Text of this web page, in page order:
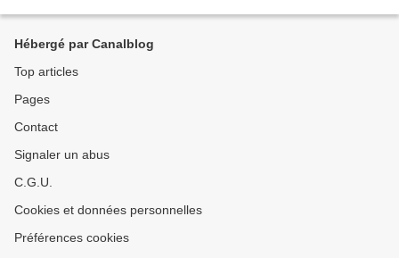
Hébergé par Canalblog
Top articles
Pages
Contact
Signaler un abus
C.G.U.
Cookies et données personnelles
Préférences cookies